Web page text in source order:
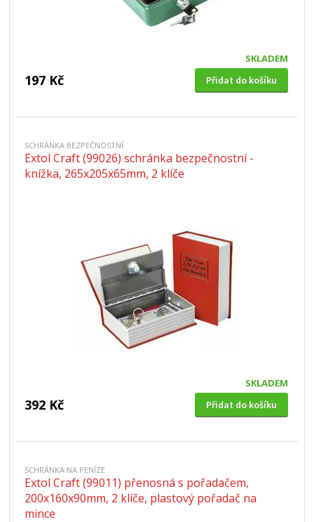
SKLADEM
197 Kč Přidat do košíku
SCHRÁNKA BEZPEČNOSTNÍ
Extol Craft (99026) schránka bezpečnostní -
knížka, 265x205x65mm, 2 klíče
SKLADEM
392 Kč Přidat do košíku
SCHRÁNKA NA PENÍZE
Extol Craft (99011) přenosná s pořadačem,
200x160x90mm, 2 klíče, plastový pořadač na
mince